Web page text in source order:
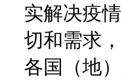
实解决疫
切和需求
各国（地